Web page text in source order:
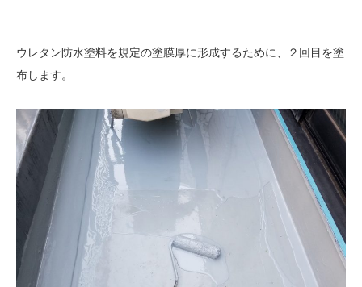
ウレタン防水塗料を規定の塗膜厚に形成するために、２回目を塗
布します。